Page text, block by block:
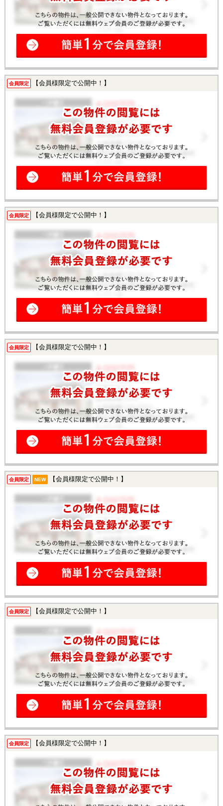
会員限定 【会員様限定で公開中！】
会員限定 【会員様限定で公開中！】
会員限定 【会員様限定で公開中！】
会員限定 NEW 【会員様限定で公開中！】
会員限定 【会員様限定で公開中！】
会員限定 【会員様限定で公開中！】